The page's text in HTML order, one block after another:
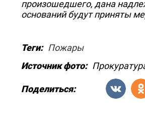
произошедшего, дана
оснований будут приняты
Теги: Пожары
Источник фото:
Поделиться: